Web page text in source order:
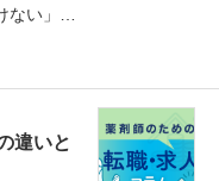
い」と
違いと